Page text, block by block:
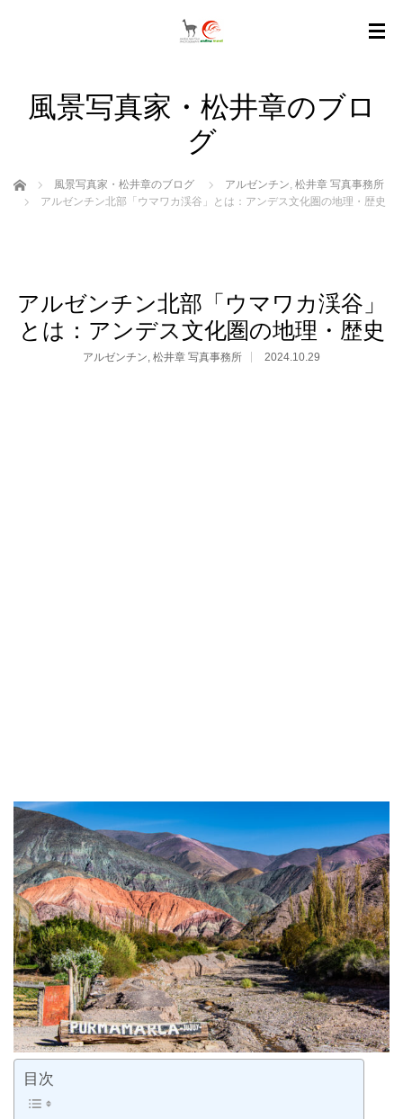
風景写真家・松井章のブロ
グ
ホーム 風景写真家・松井章のブログ アルゼンチン, 松井章 写真事務所
アルゼンチン北部「ウマワカ渓谷」とは：アンデス文化圏の地理・歴史
アルゼンチン北部「ウマワカ渓谷」
とは：アンデス文化圏の地理・歴史
アルゼンチン, 松井章 写真事務所 2024.10.29
目次